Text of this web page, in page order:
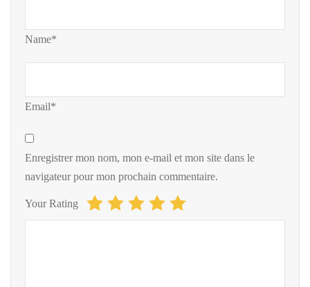
Name*
Email*
Enregistrer mon nom, mon e-mail et mon site dans le
navigateur pour mon prochain commentaire.
Your Rating